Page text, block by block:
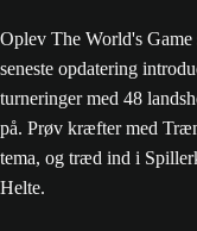
Oplev The World's
seneste opdatering
turneringer med 48
på. Prøv kræfter med
tema, og træd ind i
Helte.